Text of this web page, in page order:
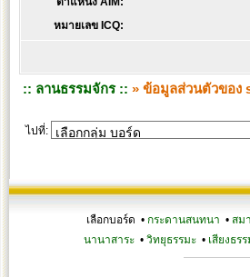
หมายเลข ICQ:
:: ลานธรรมจักร :: » ข้อมูลส่วนตัวของ
ไปที่:
เลือกบอร์ด • กระดานสนทนา • สม
นานาสาระ• วิทยุธรรมะ• เสียงธรร